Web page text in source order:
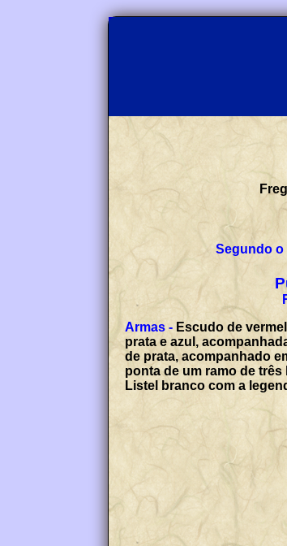
Armas - Escudo de vermelho, um
prata e azul, acompanhada de duas flores-de-lis de ouro, uma em chefe à sinistra e outra em contra-chefe à dextra; o escudete debruado
de prata, acompanhado em chefe de uma fíbula
ponta de um ramo de três bolotas de carvalho de sua